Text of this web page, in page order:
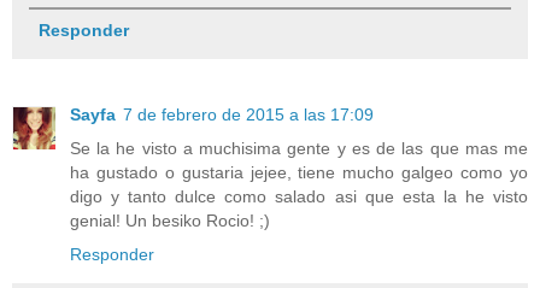
Responder
Sayfa 7 de febrero de 2015 a las 17:09
Se la he visto a muchisima gente y es de las que mas me
ha gustado o gustaria jejee, tiene mucho galgeo como yo
digo y tanto dulce como salado asi que esta la he visto
genial! Un besiko Rocio! ;)
Responder